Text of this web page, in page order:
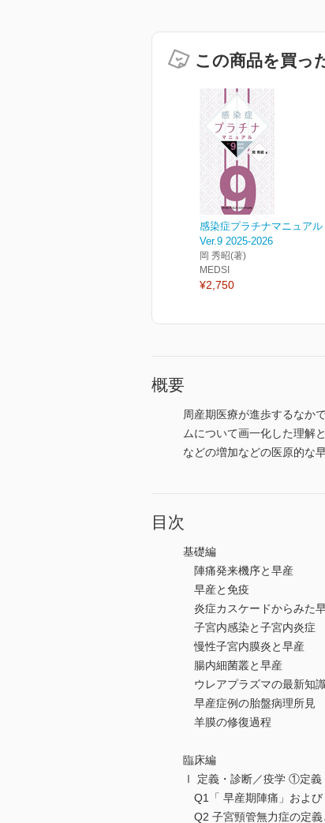
この商品を買っ
感染症プラチナマニュアル
Ver.9 2025-2026
岡 秀昭(著)
MEDSI
¥2,750
概要
周産期医療が進歩するなか
ムについて画一化した理解
などの増加などの医原的な
目次
基礎編
陣痛発来機序と早産
早産と免疫
炎症カスケードからみた
子宮内感染と子宮内炎症
慢性子宮内膜炎と早産
腸内細菌叢と早産
ウレアプラズマの最新知
早産症例の胎盤病理所見
羊膜の修復過程
臨床編
Ⅰ 定義・診断／疫学 ①定義
Q1「 早産期陣痛」および
Q2 子宮頸管無力症の定義